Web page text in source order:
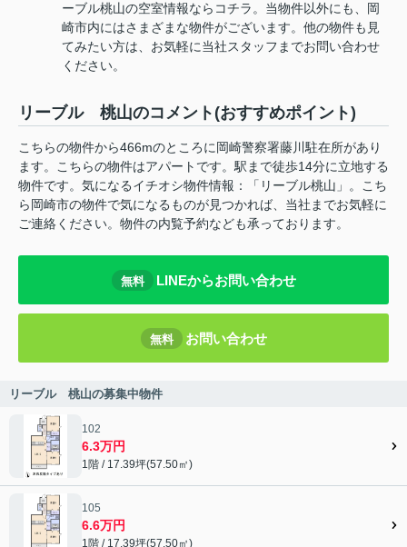
ーブル桃山の空室情報ならコチラ。当物件以外にも、岡
崎市内にはさまざまな物件がございます。他の物件も見
てみたい方は、お気軽に当社スタッフまでお問い合わせ
ください。
リーブル 桃山のコメント(おすすめポイント)
こちらの物件から466mのところに岡崎警察署藤川駐在所があり
ます。こちらの物件はアパートです。駅まで徒歩14分に立地する
物件です。気になるイチオシ物件情報：「リーブル桃山」。こち
ら岡崎市の物件で気になるものが見つかれば、当社までお気軽に
ご連絡ください。物件の内覧予約なども承っております。
無料 LINEからお問い合わせ
無料 お問い合わせ
リーブル 桃山の募集中物件
102
6.3万円
1階 / 17.39坪(57.50㎡)
105
6.6万円
1階 / 17.39坪(57.50㎡)